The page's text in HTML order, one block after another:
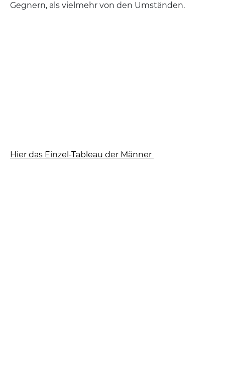
Gegnern, als vielmehr von den Umständen.
Hier das Einzel-Tableau der Männer